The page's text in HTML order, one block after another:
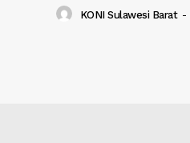
KONI Sulawesi Barat -